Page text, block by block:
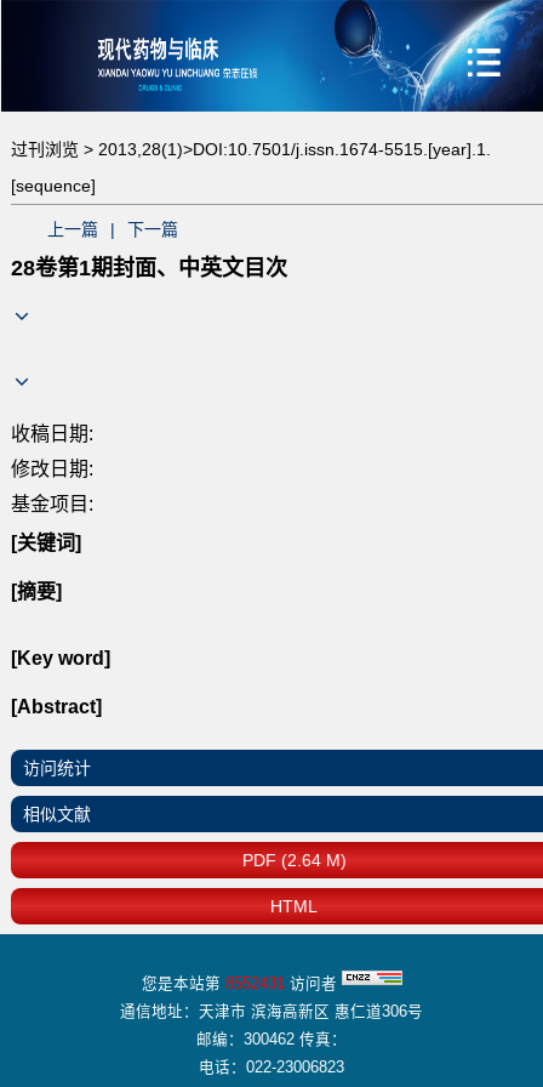
过刊浏览 > 2013,28(1)>DOI:10.7501/j.issn.1674-5515.[year].1.
[sequence]
上一篇 | 下一篇
28卷第1期封面、中英文目次
收稿日期:
修改日期:
基金项目:
[关键词]
[摘要]
[Key word]
[Abstract]
访问统计
相似文献
PDF (2.64 M)
HTML
您是本站第 8552431访问者
通信地址：天津市 滨海高新区 惠仁道306号
邮编：300462 传真：
电话：022-23006823